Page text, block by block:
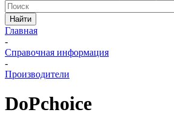
Найти
Главная
-
Справочная информация
-
Производители
DoPchoice